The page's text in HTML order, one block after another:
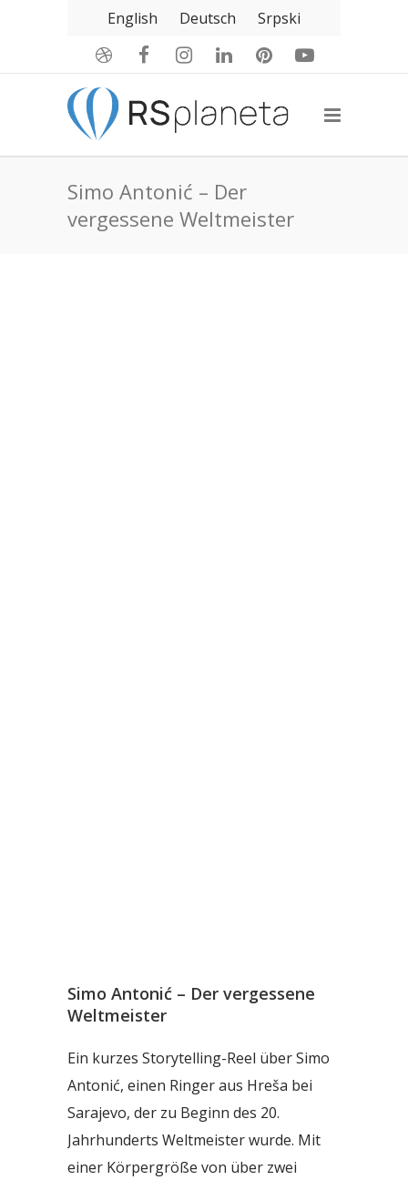
English Deutsch Srpski
Simo Antonić – Der
vergessene Weltmeister
Simo Antonić – Der vergessene
Weltmeister
Ein kurzes Storytelling-Reel über Simo
Antonić, einen Ringer aus Hreša bei
Sarajevo, der zu Beginn des 20.
Jahrhunderts Weltmeister wurde. Mit
einer Körpergröße von über zwei